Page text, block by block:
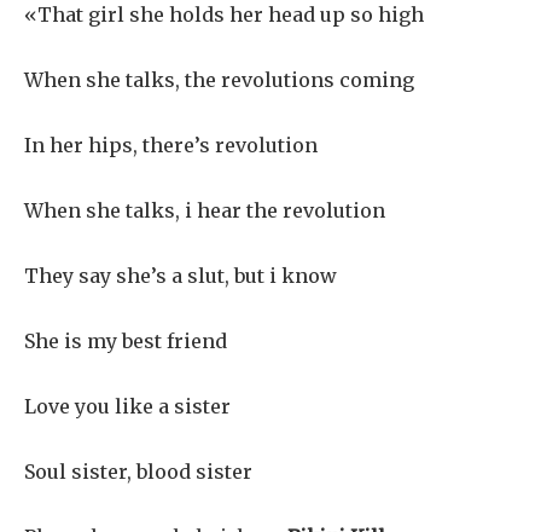
«That girl she holds her head up so high
When she talks, the revolutions coming
In her hips, there’s revolution
When she talks, i hear the revolution
They say she’s a slut, but i know
She is my best friend
Love you like a sister
Soul sister, blood sister